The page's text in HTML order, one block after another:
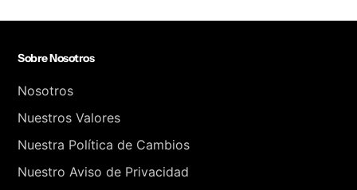
Sobre Nosotros
Nosotros
Nuestros Valores
Nuestra Política de Cambios
Nuestro Aviso de Privacidad